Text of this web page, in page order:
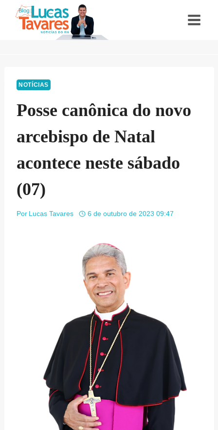
NOTÍCIAS
Posse canônica do novo
arcebispo de Natal
acontece neste sábado
(07)
Por Lucas Tavares 6 de outubro de 2023 09:47